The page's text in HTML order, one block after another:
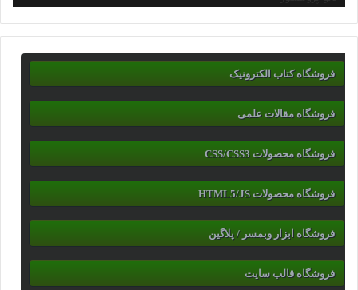
فروشگاه کتاب الکترونیک
فروشگاه مقالات علمی
فروشگاه محصولات CSS/CSS3
فروشگاه محصولات HTML5/JS
فروشگاه ابزار وبمسر / پلاگین
فروشگاه قالب سایت